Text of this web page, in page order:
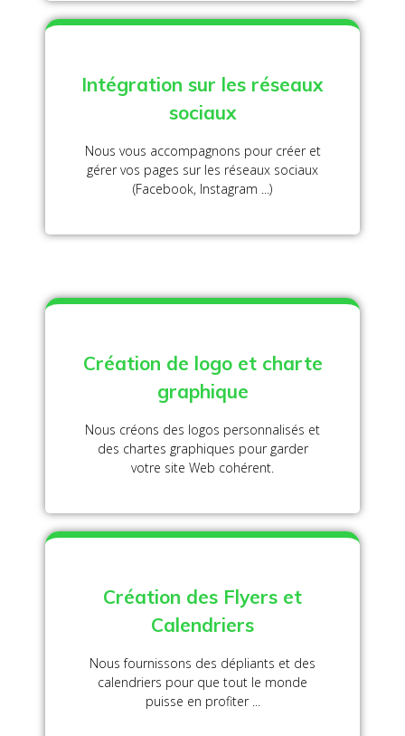
Intégration sur les réseaux
sociaux
Nous vous accompagnons pour créer et
gérer vos pages sur les réseaux sociaux
(Facebook, Instagram ...)
Création de logo et charte
graphique
Nous créons des logos personnalisés et
des chartes graphiques pour garder
votre site Web cohérent.
Création des Flyers et
Calendriers
Nous fournissons des dépliants et des
calendriers pour que tout le monde
puisse en profiter ...